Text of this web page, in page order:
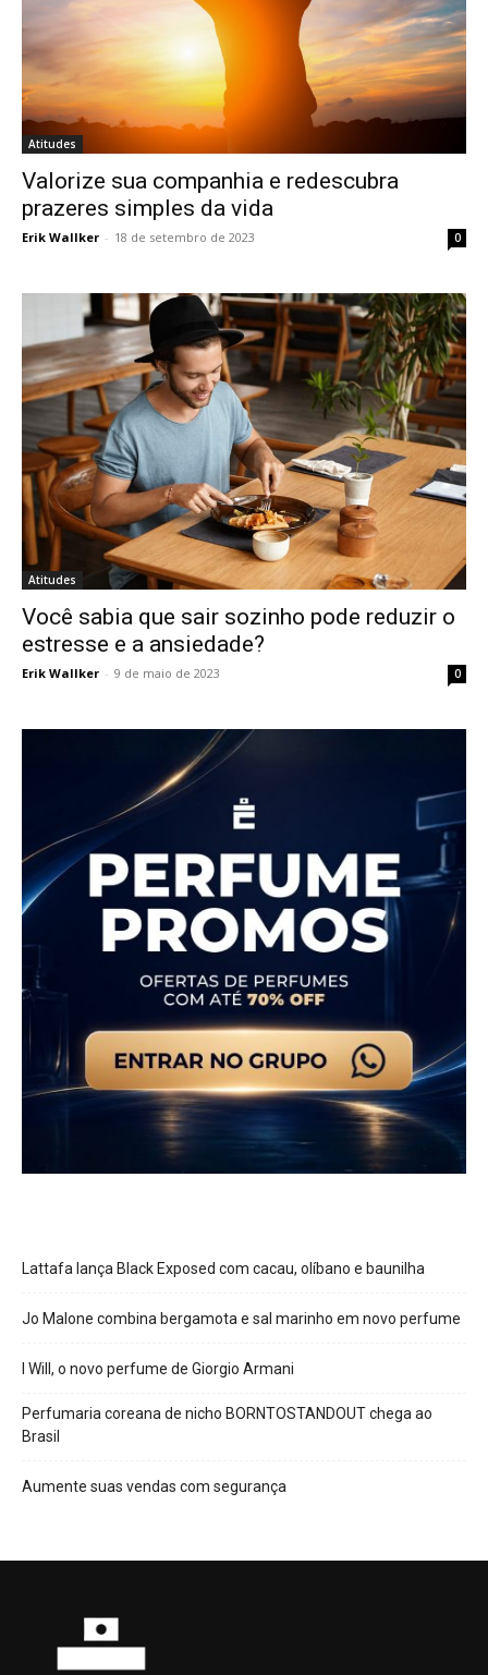
Atitudes
Valorize sua companhia e redescubra
prazeres simples da vida
Erik Wallker - 18 de setembro de 2023 0
Atitudes
Você sabia que sair sozinho pode reduzir o
estresse e a ansiedade?
Erik Wallker - 9 de maio de 2023 0
Lattafa lança Black Exposed com cacau, olíbano e baunilha
Jo Malone combina bergamota e sal marinho em novo perfume
I Will, o novo perfume de Giorgio Armani
Perfumaria coreana de nicho BORNTOSTANDOUT chega ao
Brasil
Aumente suas vendas com segurança